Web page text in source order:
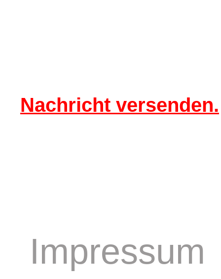
Nachricht versenden.
Impressum